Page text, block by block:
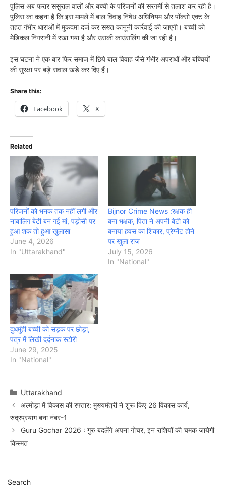
पुलिस अब फरार ससुराल वालों और बच्ची के परिजनों की सरगर्मी से तलाश कर रही है।
पुलिस का कहना है कि इस मामले में बाल विवाह निषेध अधिनियम और पॉक्सो एक्ट के
तहत गंभीर धाराओं में मुकदमा दर्ज कर सख्त कानूनी कार्रवाई की जाएगी। बच्ची को
मेडिकल निगरानी में रखा गया है और उसकी काउंसलिंग की जा रही है।
इस घटना ने एक बार फिर समाज में छिपे बाल विवाह जैसे गंभीर अपराधों और बच्चियों
की सुरक्षा पर बड़े सवाल खड़े कर दिए हैं।
Share this:
Facebook X
Related
परिजनों को भनक तक नहीं लगी और
नाबालिग बेटी बन गई मां, पड़ोसी पर
हुआ शक तो हुआ खुलासा
June 4, 2026
In "Uttarakhand"
Bijnor Crime News :रक्षक ही
बना भक्षक, पिता ने अपनी बेटी को
बनाया हवस का शिकार, प्रेग्नेंट होने
पर खुला राज
July 15, 2026
In "National"
दुधमुंही बच्ची को सड़क पर छोड़ा,
पत्र में लिखी दर्दनाक स्टोरी
June 29, 2025
In "National"
Categories
Uttarakhand
अल्मोड़ा में विकास की रफ्तार: मुख्यमंत्री ने शुरू किए 26 विकास कार्य,
रुद्रप्रयाग बना नंबर-1
Guru Gochar 2026 : गुरु बदलेंगे अपना गोचर, इन राशियों की चमक जायेेगी
किस्मत
Search